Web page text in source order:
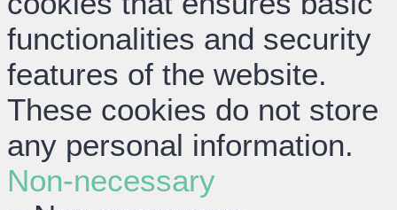
functionalities and security
features of the website.
These cookies do not store
any personal information.
Non-necessary